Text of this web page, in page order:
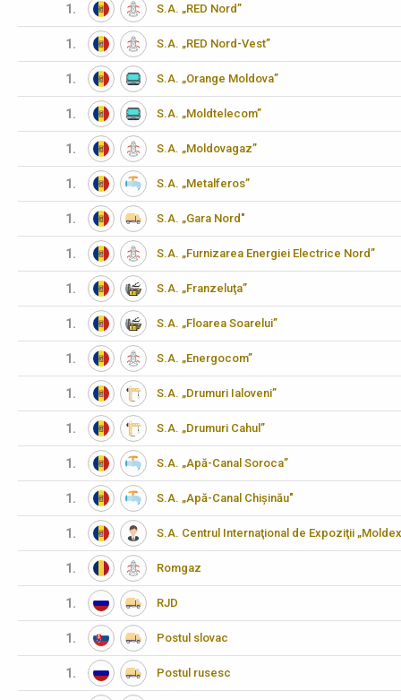
1. S.A. „RED Nord”
1. S.A. „RED Nord-Vest”
1. S.A. „Orange Moldova”
1. S.A. „Moldtelecom”
1. S.A. „Moldovagaz”
1. S.A. „Metalferos”
1. S.A. „Gara Nord"
1. S.A. „Furnizarea Energiei Electrice Nord”
1. S.A. „Franzeluţa”
1. S.A. „Floarea Soarelui”
1. S.A. „Energocom”
1. S.A. „Drumuri Ialoveni”
1. S.A. „Drumuri Cahul”
1. S.A. „Apă-Canal Soroca”
1. S.A. „Apă-Canal Chișinău"
1. S.A. Centrul Internaţional de Expoziţii
1. Romgaz
1. RJD
1. Postul slovac
1. Postul rusesc